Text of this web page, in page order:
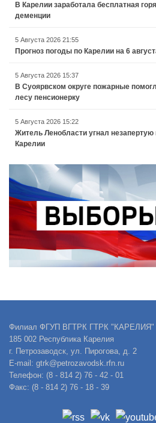
В Карелии заработала бесплатная
деменции
5 Августа 2026 21:55
Прогноз погоды по Карелии на 6
5 Августа 2026 15:37
В Суоярвском округе пожарные
лесу пенсионерку
5 Августа 2026 15:22
Житель Ленобласти угнал
Карелии
Филиал ФГУП ВГТРК ГТРК "КАРЕЛИЯ"
185 002 Республика Карелия
г. Петрозаводск, ул. Пирогова, д. 2
E-mail: gtrk@petrozavodsk.rfn.ru
Телефон: (8 - 814 2) 76 - 42 - 01
Факс: (8 - 814 2) 76 - 18 - 39